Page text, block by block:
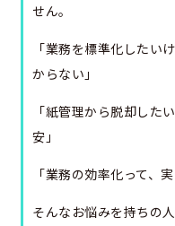
せん。
「業務を標準化したい
からない」
「紙管理から脱却した
安」
「業務の効率化って、
そんなお悩みを持ちの